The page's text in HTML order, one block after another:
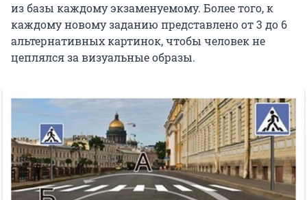
из базы каждому экзаменуемому. Более того, к
каждому новому заданию представлено от 3 до 6
альтернативных картинок, чтобы человек не
цеплялся за визуальные образы.